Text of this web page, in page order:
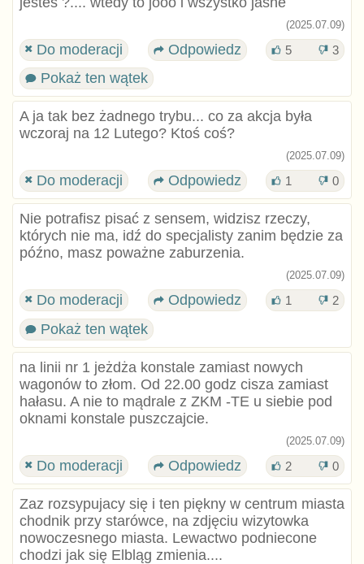
(2025.07.09)
Do moderacji Odpowiedz 5 3
Pokaż ten wątek
A ja tak bez żadnego trybu... co za akcja była
wczoraj na 12 Lutego? Ktoś coś?
(2025.07.09)
Do moderacji Odpowiedz 1 0
Nie potrafisz pisać z sensem, widzisz rzeczy,
których nie ma, idź do specjalisty zanim będzie za
późno, masz poważne zaburzenia.
(2025.07.09)
Do moderacji Odpowiedz 1 2
Pokaż ten wątek
na linii nr 1 jeżdża konstale zamiast nowych
wagonów to złom. Od 22.00 godz cisza zamiast
hałasu. A nie to mądrale z ZKM -TE u siebie pod
oknami konstale puszczajcie.
(2025.07.09)
Do moderacji Odpowiedz 2 0
Zaz rozsypujacy się i ten piękny w centrum miasta
chodnik przy starówce, na zdjęciu wizytowka
nowoczesnego miasta. Lewactwo podniecone
chodzi jak się Elbląg zmienia....